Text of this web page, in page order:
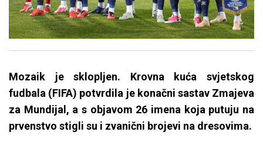
Mozaik je sklopljen. Krovna kuća svjetskog
fudbala (FIFA) potvrdila je konačni sastav Zmajeva
za Mundijal, a s objavom 26 imena koja putuju na
prvenstvo stigli su i zvanični brojevi na dresovima.